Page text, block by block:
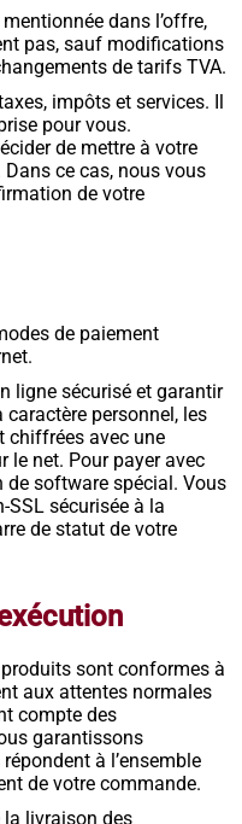
dans l’offre,
pas, sauf modifications
de tarifs TVA.
impôts et services. Il
pour vous.
de mettre à votre
ce cas, nous vous
de votre
de paiement
ligne sécurisé et garantir
personnel, les
chiffrées avec une
le net. Pour payer avec
de software spécial. Vous
SSL sécurisée à la
de statut de votre
sont conformes à
aux attentes normales
compte des
garantissons
à l’ensemble
de votre commande.
la livraison des